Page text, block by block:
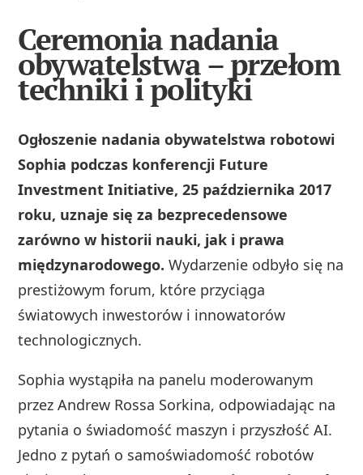
Ceremonia nadania
obywatelstwa – przełom
techniki i polityki
Ogłoszenie nadania obywatelstwa robotowi
Sophia podczas konferencji Future
Investment Initiative, 25 października 2017
roku, uznaje się za bezprecedensowe
zarówno w historii nauki, jak i prawa
międzynarodowego. Wydarzenie odbyło się na
prestiżowym forum, które przyciąga
światowych inwestorów i innowatorów
technologicznych.
Sophia wystąpiła na panelu moderowanym
przez Andrew Rossa Sorkina, odpowiadając na
pytania o świadomość maszyn i przyszłość AI.
Jedno z pytań o samoświadomość robotów